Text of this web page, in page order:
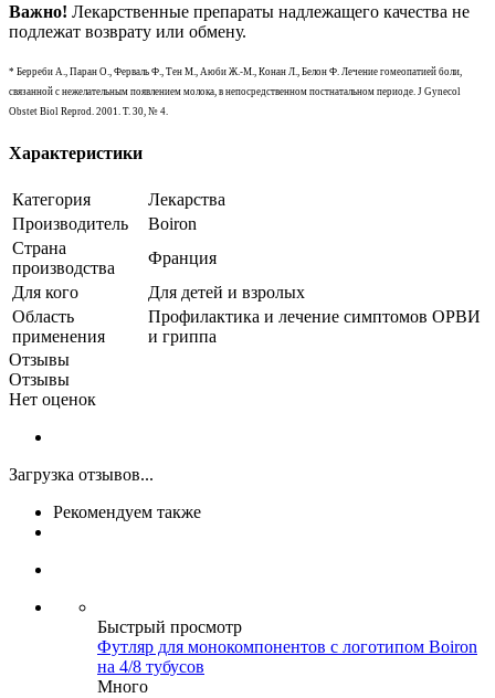
Важно! Лекарственные препараты надлежащего качества не
подлежат возврату или обмену.
* Берреби А., Паран О., Ферваль Ф., Тен М., Аюби Ж.-М., Конан Л., Белон Ф. Лечение гомеопатией боли,
связанной с нежелательным появлением молока, в непосредственном постнатальном периоде. J Gynecol
Obstet Biol Reprod. 2001. Т. 30, № 4.
Характеристики
Категория
Лекарства
Производитель
Boiron
Страна
производства
Франция
Для кого
Для детей и взролых
Область
применения
Профилактика и лечение симптомов ОРВИ
и гриппа
Отзывы
Отзывы
Нет оценок
Загрузка отзывов...
Рекомендуем также
Быстрый просмотр
Футляр для монокомпонентов с логотипом Boiron
на 4/8 тубусов
Много